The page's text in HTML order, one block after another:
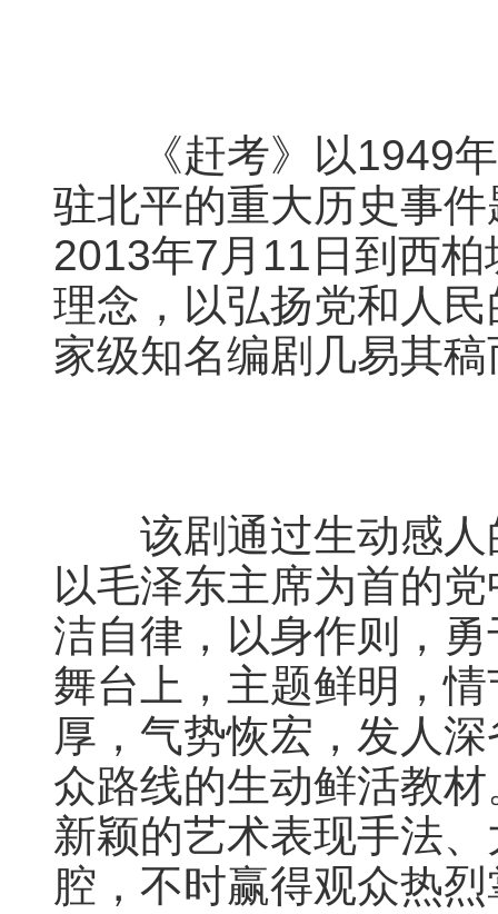
《赶考》以1949年
驻北平的重大历史事
2013年7月11日到西柏
理念，以弘扬党和人
家级知名编剧几易其
该剧通过生动感人
以毛泽东主席为首的
洁自律，以身作则，
舞台上，主题鲜明，
厚，气势恢宏，发人
众路线的生动鲜活教
新颖的艺术表现手法
腔，不时赢得观众热